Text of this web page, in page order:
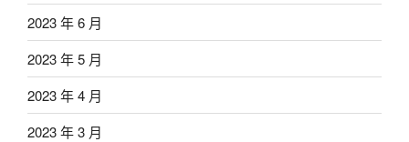
2023 年 6 月
2023 年 5 月
2023 年 4 月
2023 年 3 月